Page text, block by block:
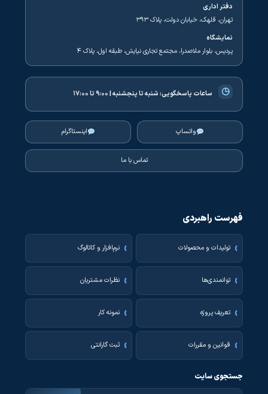
دفتر اداری
تهران، قلهک، خیابان دولت، پلاک ۳۹۳
نمایشگاه
پردیس، بلوار ملاصدرا، مجتمع تجاری نیایش، طبقه اول، پلاک ۴
◷ ساعات پاسخگویی:شنبه تا پنجشنبه | ۹:۰۰ تا ۱۷:۰۰
واتساپ اینستاگرام
تماس با ما
فهرست راهبردی
تولیدات و محصولات نرم‌افزار و کاتالوگ
توانمندی‌ها نظرات مشتریان
تعریف پروژه نمونه کار
قوانین و مقررات ثبت گارانتی
جستجوی سایت